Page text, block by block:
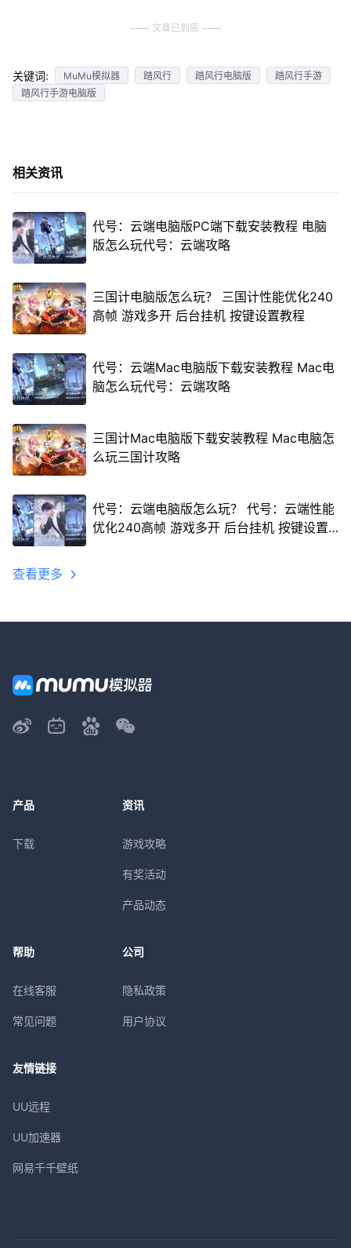
文章已到底
关键词: MuMu模拟器 踏风行 踏风行电脑版
踏风行手游
踏风行手游电脑版
相关资讯
代号：云端电脑版PC端下载安装教程 电脑
版怎么玩代号：云端攻略
三国计电脑版怎么玩？ 三国计性能优化240
高帧 游戏多开 后台挂机 按键设置教程
代号：云端Mac电脑版下载安装教程 Mac电
脑怎么玩代号：云端攻略
三国计Mac电脑版下载安装教程 Mac电脑怎
么玩三国计攻略
代号：云端电脑版怎么玩？ 代号：云端性能
优化240高帧 游戏多开 后台挂机 按键设置
查看更多
产品
下载
资讯
游戏攻略
有奖活动
产品动态
帮助
在线客服
常见问题
公司
隐私政策
用户协议
友情链接
UU远程
UU加速器
网易千千壁纸